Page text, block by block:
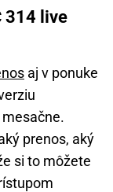
314 live
aj v ponuke
prenos, aký
si to môžete